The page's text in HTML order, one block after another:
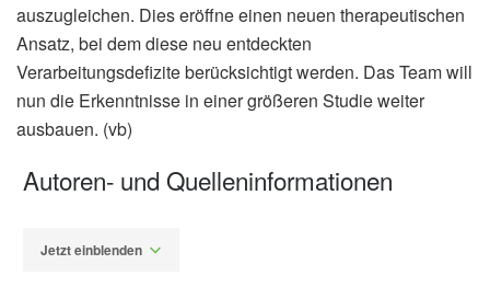
auszugleichen. Dies eröffne einen neuen therapeutischen
Ansatz, bei dem diese neu entdeckten
Verarbeitungsdefizite berücksichtigt werden. Das Team will
nun die Erkenntnisse in einer größeren Studie weiter
ausbauen. (vb)
Autoren- und Quelleninformationen
Jetzt einblenden